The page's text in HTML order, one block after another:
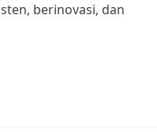
berinovasi, dan